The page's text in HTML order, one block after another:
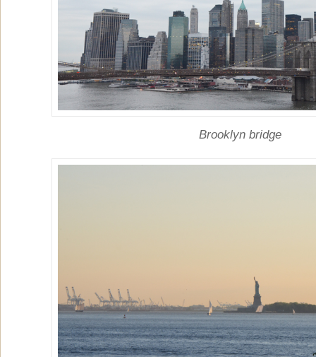
Brooklyn bridge